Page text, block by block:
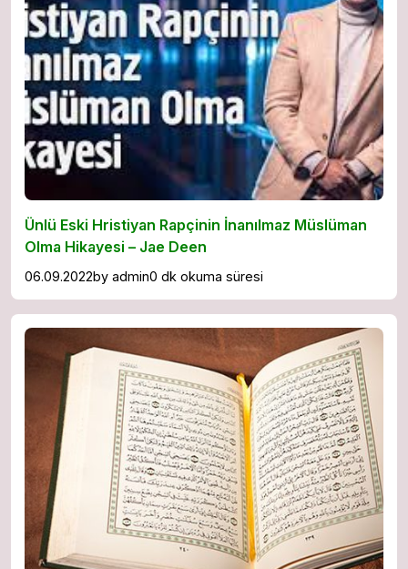
Ünlü Eski Hristiyan Rapçinin İnanılmaz Müslüman
Olma Hikayesi – Jae Deen
06.09.2022by admin0 dk okuma süresi